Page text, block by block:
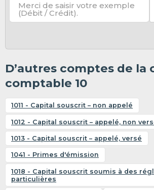
Merci de saisir votre exemple
(Débit / Crédit).
D’autres comptes de la
comptable 10
1011 - Capital souscrit – non appelé
1012 - Capital souscrit – appelé, non
1013 - Capital souscrit – appelé, versé
1041 - Primes d'émission
1018 - Capital souscrit soumis à des
particulières